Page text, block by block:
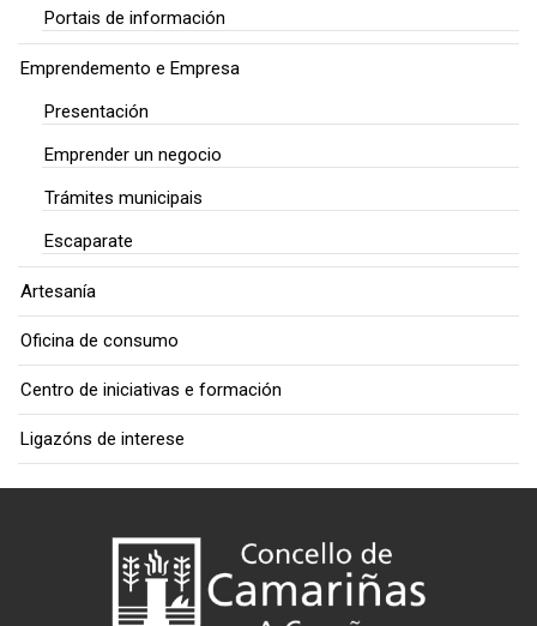
Portais de información
Emprendemento e Empresa
Presentación
Emprender un negocio
Trámites municipais
Escaparate
Artesanía
Oficina de consumo
Centro de iniciativas e formación
Ligazóns de interese